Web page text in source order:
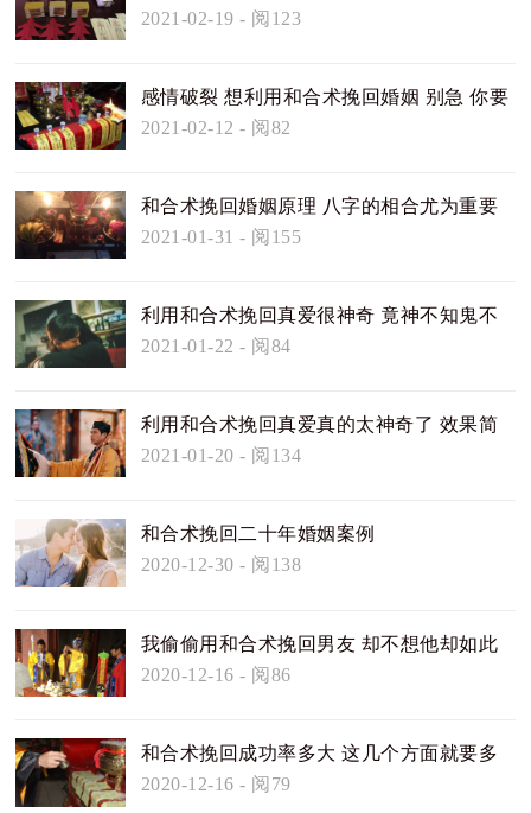
的赶紧试试
2021-02-19 - 阅123
感情破裂 想利用和合术挽回婚姻 别急 你要
先知道这些
2021-02-12 - 阅82
和合术挽回婚姻原理 八字的相合尤为重要
2021-01-31 - 阅155
利用和合术挽回真爱很神奇 竟神不知鬼不
觉
2021-01-22 - 阅84
利用和合术挽回真爱真的太神奇了 效果简
直不要太好
2021-01-20 - 阅134
和合术挽回二十年婚姻案例
2020-12-30 - 阅138
我偷偷用和合术挽回男友 却不想他却如此
对我
2020-12-16 - 阅86
和合术挽回成功率多大 这几个方面就要多
多的注意
2020-12-16 - 阅79